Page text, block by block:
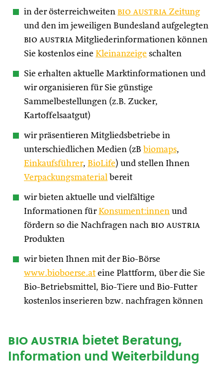
in der österreichweiten bio austria Zeitung
und den im jeweiligen Bundesland aufgelegten
bio austria Mitgliederinformationen können
Sie kostenlos eine Kleinanzeige schalten
Sie erhalten aktuelle Marktinformationen und
wir organisieren für Sie günstige
Sammelbestellungen (z.B. Zucker,
Kartoffelsaatgut)
wir präsentieren Mitgliedsbetriebe in
unterschiedlichen Medien (zB biomaps,
Einkaufsführer, BioLife) und stellen Ihnen
Verpackungsmaterial bereit
wir bieten aktuelle und vielfältige
Informationen fürKonsument:innen und
fördern so die Nachfragen nach bio austria
Produkten
wir bieten Ihnen mit der Bio-Börse
www.bioboerse.at eine Plattform, über die Sie
Bio-Betriebsmittel, Bio-Tiere und Bio-Futter
kostenlos inserieren bzw. nachfragen können
bio austriabietet Beratung,
Information und Weiterbildung